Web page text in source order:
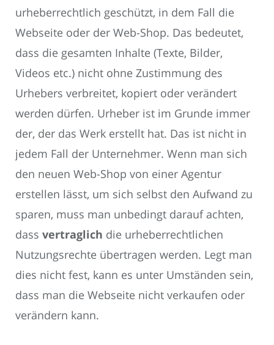
urheberrechtlich geschützt, in dem Fall die
Webseite oder der Web-Shop. Das bedeutet,
dass die gesamten Inhalte (Texte, Bilder,
Videos etc.) nicht ohne Zustimmung des
Urhebers verbreitet, kopiert oder verändert
werden dürfen. Urheber ist im Grunde immer
der, der das Werk erstellt hat. Das ist nicht in
jedem Fall der Unternehmer. Wenn man sich
den neuen Web-Shop von einer Agentur
erstellen lässt, um sich selbst den Aufwand zu
sparen, muss man unbedingt darauf achten,
dass vertraglich die urheberrechtlichen
Nutzungsrechte übertragen werden. Legt man
dies nicht fest, kann es unter Umständen sein,
dass man die Webseite nicht verkaufen oder
verändern kann.